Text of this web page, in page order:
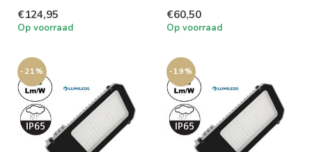
€124,95
Op voorraad
gevel...
€60,50
Op voorraad
-21% -19%